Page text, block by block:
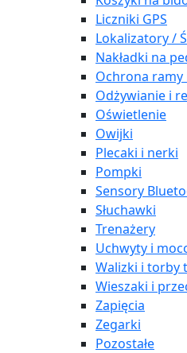
Liczniki GPS
Lokalizatory /
Nakładki na
Ochrona
Odżywianie i
Oświetlenie
Owijki
Plecaki i nerki
Pompki
Sensory
Słuchawki
Trenażery
Uchwyty i
Walizki i torby
Wieszaki i
Zapięcia
Zegarki
Pozostałe